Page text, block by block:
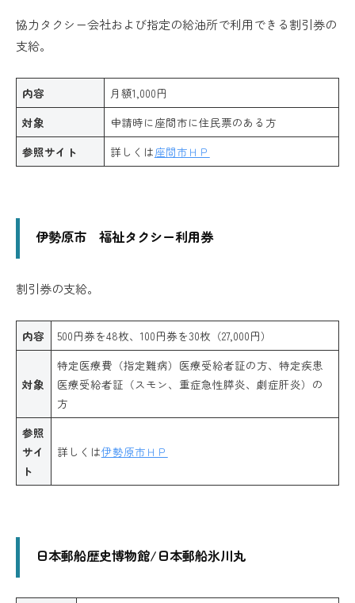
協力タクシー会社および指定の給油所で利用できる割引券の
支給。
内容
月額1,000円
対象
申請時に座間市に住民票のある方
参照サイト
詳しくは座間市ＨＰ
伊勢原市 福祉タクシー利用券
割引券の支給。
内容 500円券を48枚、100円券を30枚（27,000円）
対象
特定医療費（指定難病）医療受給者証の方、特定疾患
医療受給者証（スモン、重症急性膵炎、劇症肝炎）の
方
参照
サイ
ト
詳しくは伊勢原市ＨＰ
日本郵船歴史博物館/日本郵船氷川丸